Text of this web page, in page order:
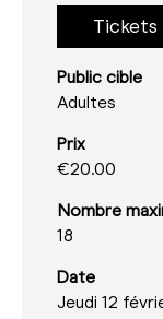
Tickets
Public cible
Adultes
Prix
€20.00
Nombre
18
Date
Jeudi 12